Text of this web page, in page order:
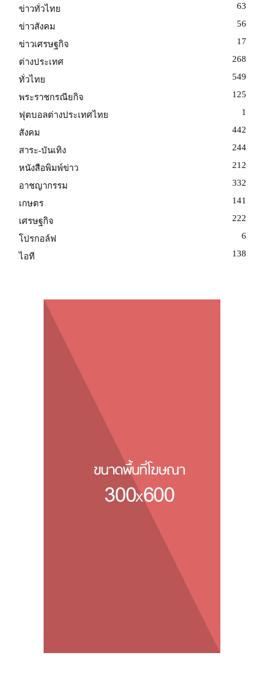
ข่าวทั่วไทย 63
ข่าวสังคม 56
ข่าวเศรษฐกิจ 17
ต่างประเทศ 268
ทั่วไทย 549
พระราชกรณียกิจ 125
ฟุตบอลต่างประเทศไทย 1
สังคม 442
สาระ-บันเทิง 244
หนังสือพิมพ์ข่าว 212
อาชญากรรม 332
เกษตร 141
เศรษฐกิจ 222
โปรกอล์ฟ 6
ไอที 138